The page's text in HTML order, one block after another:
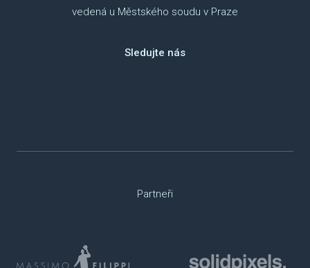
vedená u Městského soudu v Praze
Sledujte nás
Partneři